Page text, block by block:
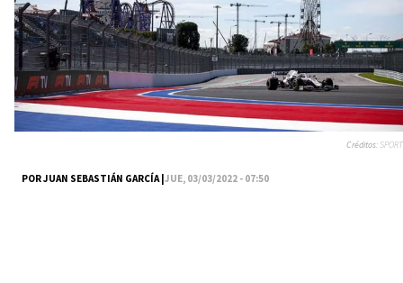
POR JUAN SEBASTIÁN GARCÍA |JUE, 03/03/2022 - 07:50
Créditos:SPORT